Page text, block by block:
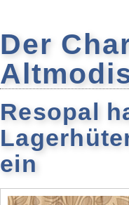
Der
Resopal
ein